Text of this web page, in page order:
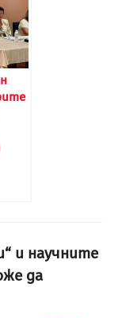
и научните
да